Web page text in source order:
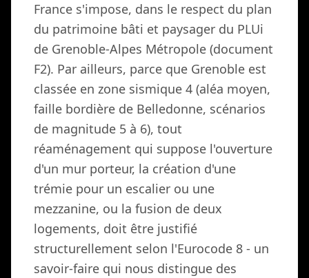
France s'impose, dans le respect du plan
du patrimoine bâti et paysager du PLUi
de Grenoble-Alpes Métropole (document
F2). Par ailleurs, parce que Grenoble est
classée en zone sismique 4 (aléa moyen,
faille bordière de Belledonne, scénarios
de magnitude 5 à 6), tout
réaménagement qui suppose l'ouverture
d'un mur porteur, la création d'une
trémie pour un escalier ou une
mezzanine, ou la fusion de deux
logements, doit être justifié
structurellement selon l'Eurocode 8 - un
savoir-faire qui nous distingue des